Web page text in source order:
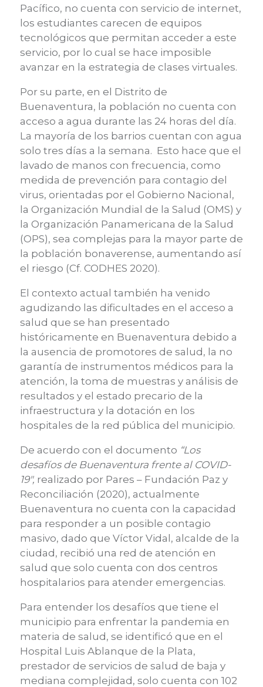
Pacífico, no cuenta con servicio de internet,
los estudiantes carecen de equipos
tecnológicos que permitan acceder a este
servicio, por lo cual se hace imposible
avanzar en la estrategia de clases virtuales.
Por su parte, en el Distrito de
Buenaventura, la población no cuenta con
acceso a agua durante las 24 horas del día.
La mayoría de los barrios cuentan con agua
solo tres días a la semana. Esto hace que el
lavado de manos con frecuencia, como
medida de prevención para contagio del
virus, orientadas por el Gobierno Nacional,
la Organización Mundial de la Salud (OMS) y
la Organización Panamericana de la Salud
(OPS), sea complejas para la mayor parte de
la población bonaverense, aumentando así
el riesgo (Cf. CODHES 2020).
El contexto actual también ha venido
agudizando las dificultades en el acceso a
salud que se han presentado
históricamente en Buenaventura debido a
la ausencia de promotores de salud, la no
garantía de instrumentos médicos para la
atención, la toma de muestras y análisis de
resultados y el estado precario de la
infraestructura y la dotación en los
hospitales de la red pública del municipio.
De acuerdo con el documento “Los
desafíos de Buenaventura frente al COVID-
19″, realizado por Pares – Fundación Paz y
Reconciliación (2020), actualmente
Buenaventura no cuenta con la capacidad
para responder a un posible contagio
masivo, dado que Víctor Vidal, alcalde de la
ciudad, recibió una red de atención en
salud que solo cuenta con dos centros
hospitalarios para atender emergencias.
Para entender los desafíos que tiene el
municipio para enfrentar la pandemia en
materia de salud, se identificó que en el
Hospital Luis Ablanque de la Plata,
prestador de servicios de salud de baja y
mediana complejidad, solo cuenta con 102